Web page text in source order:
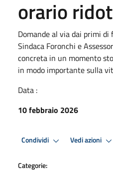
orario
Domande al via dai primi
Sindaca Foronchi e
concreta in un momento
in modo importante sulla
Data :
10 febbraio 2026
Condividi Vedi azioni
Categorie: